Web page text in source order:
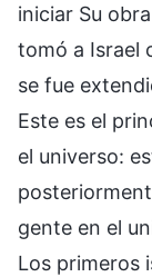
iniciar Su
tomó a Israel
se fue
Este es el
el universo:
gente en el
Los primeros